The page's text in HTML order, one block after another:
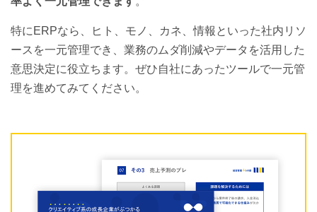
特にERPなら、ヒト、モノ、カネ、情報といった社内リソ
ースを一元管理でき、業務のムダ削減やデータを活用した
意思決定に役立ちます。ぜひ自社にあったツールで一元管
理を進めてみてください。